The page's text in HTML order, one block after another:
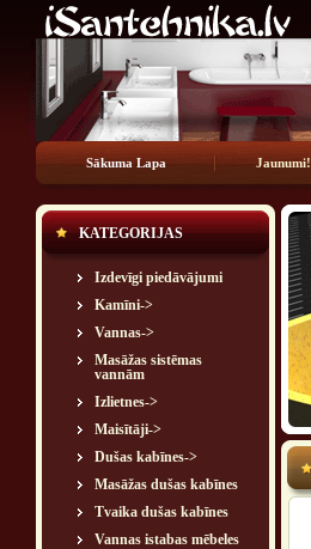
Sākuma Lapa Jaunumi!
KATEGORIJAS
Izdevīgi piedāvājumi
Kamīni->
Vannas->
Masāžas sistēmas
vannām
Izlietnes->
Maisītāji->
Dušas kabīnes->
Masāžas dušas kabīnes
Tvaika dušas kabīnes
Vannas istabas mēbeles